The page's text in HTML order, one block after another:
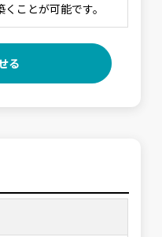
ことが可能です。
る